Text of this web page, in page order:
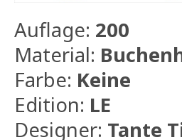
Auflage: 200
Material:
Farbe: Keine
Edition: LE
Designer: Tante